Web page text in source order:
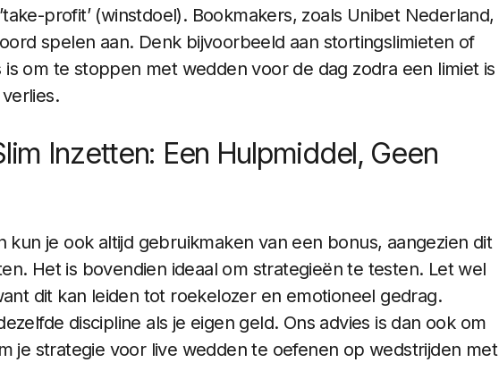
profit’ (winstdoel). Bookmakers, zoals Unibet Nederland,
spelen aan. Denk bijvoorbeeld aan stortingslimieten of
is om te stoppen met wedden voor de dag zodra een limiet is
Inzetten: Een Hulpmiddel, Geen
kun je ook altijd gebruikmaken van een bonus, aangezien dit
Het is bovendien ideaal om strategieën te testen. Let wel
dit kan leiden tot roekelozer en emotioneel gedrag.
discipline als je eigen geld. Ons advies is dan ook om
je strategie voor live wedden te oefenen op wedstrijden met